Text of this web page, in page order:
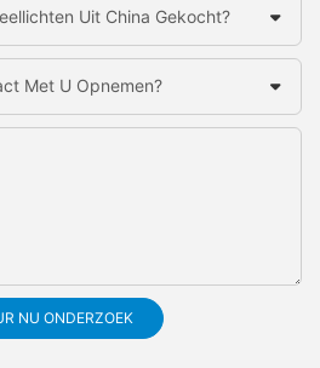
Uit China Gekocht?
Met U Opnemen?
NU ONDERZOEK